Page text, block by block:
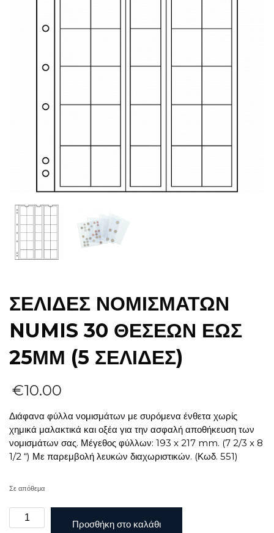
ΣΕΛΙΔΕΣ ΝΟΜΙΣΜΑΤΩΝ
NUMIS 30 ΘΕΣΕΩΝ ΕΩΣ
25ΜΜ (5 ΣΕΛΙΔΕΣ)
€10.00
Διάφανα φύλλα νομισμάτων με συρόμενα ένθετα χωρίς
χημικά μαλακτικά και οξέα για την ασφαλή αποθήκευση των
νομισμάτων σας. Μέγεθος φύλλων: 193 x 217 mm. (7 2/3 x 8
1/2 “) Με παρεμβολή λευκών διαχωριστικών. (Κωδ. 551)
Σε απόθεμα
ΣΕΛΙΔΕΣ
ΝΟΜΙΣΜΑΤΩΝ
Προσθήκη στο καλάθι